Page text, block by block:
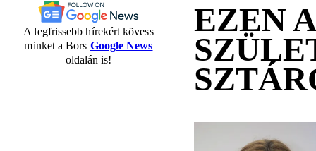
A legfrissebb hírekért kövess
minket a Bors Google News
oldalán is!
EZEN